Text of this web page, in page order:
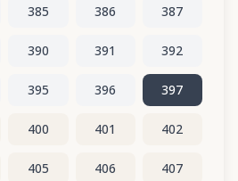
385 386 387
390 391 392
395 396 397
400 401 402
405 406 407